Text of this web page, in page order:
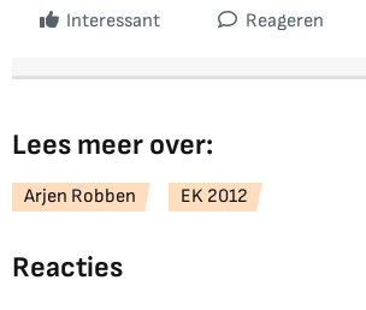
Interessant Reageren
Lees meer over:
Arjen Robben EK 2012
Reacties